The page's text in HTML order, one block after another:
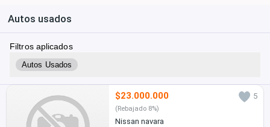
Autos usados
Filtros aplicados
Autos Usados
$23.000.000 5
(Rebajado 8%)
Nissan navara